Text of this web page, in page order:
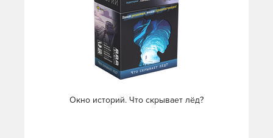
Окно историй. Что скрывает лёд?